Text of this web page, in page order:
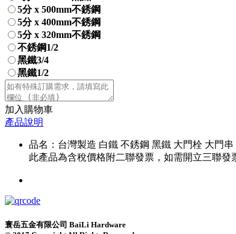
5分 x 500mm不銹鋼
5分 x 400mm不銹鋼
5分 x 320mm不銹鋼
不銹鋼1/2
黑鐵3/4
黑鐵1/2
加入購物車
產品說明
品名：台灣製造 白鐵 不銹鋼 黑鐵 大門栓 大門
此產品為含稅價格附二聯發票，如需開立三聯發
寰岳五金有限公司 BaiLi Hardware